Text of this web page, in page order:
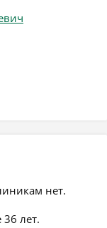
нет.
лет.